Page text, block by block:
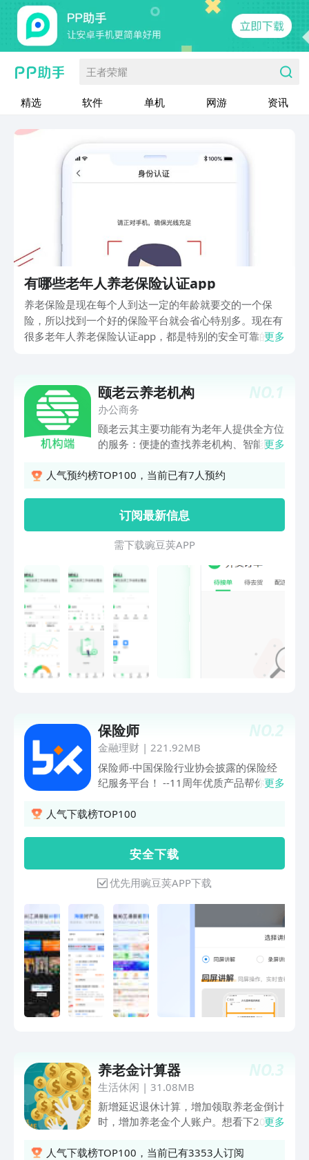
王者荣耀
精选 软件 单机 网游 资讯
有哪些老年人养老保险认证app
养老保险是现在每个人到达一定的年龄就要交的一个保
险，所以找到一个好的保险平台就会省心特别多。现在有
很多老年人养老保险认证app，都是特别的安全可靠的。
的便捷，所以小编给她们推荐的软件肯定是比较方便的，
操作比较简单的。有了这些软件我们就可以通过这些软件
对我们自己的养老保险进行一定的管理，这样我们就可以
随时随地的关注到这些信息了。
更多
NO.1
颐老云养老机构
办公商务
颐老云其主要功能有为老年人提供全方位
的服务：便捷的查找养老机构、智能匹配
构提供全方位的服务：信息系统服务、金
服务分析。
更多
人气预约榜TOP100，当前已有7人预约
订阅最新信息
需 下 载 豌 豆 荚 A P P
NO.2
保险师
金融理财| 221.92MB
保险师-中国保险行业协会披露的保险经
纪服务平台！ --11周年优质产品帮你持
险展业工具，为保险从业人员提供一体化
配不同动作和文案组合，快捷制作海量视
频！ > AI帮写小hong书文案，自动生成
相应的笔记图片，可一键复制到小hong
书！ > AI海报功能自由创作，各种主题
风格和应用场景都可以实现！ > 计划书
2.0支持产品对比和AI讲解，一键转发给
客户出单； 【提供有温度的服务】 > 提
供专属1对1团队支持投保前中后服务；
全程产品解读，协助出单续保理赔查询；
> 签约后出单立得收益，实时到账户；自
由安排时间出单； > 功能模块分类展
类别多，年金险、寿险、重疾险、意外
险、医疗险、学平险、旅游险、团体险、
财产宠物险及网红产品全覆盖！ > 超
23000款产品计划书，支持动态测算保费
保额，可满足不同年龄段，不同投保需
求！
更多
人气下载榜TOP100
安 全 下 载
优先用豌豆荚APP下载
NO.3
养老金计算器
生活休闲 | 31.08MB
新增延迟退休计算，增加领取养老金倒计
时，增加养老金个人账户。想看下20年
么计算养老金？ 养老金计算器是用来帮
更多
人气下载榜TOP100，当前已有3353人订阅